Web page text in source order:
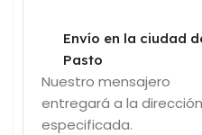
Envío en la ciudad
Pasto
Nuestro mensajero
entregará a la dirección
especificada.